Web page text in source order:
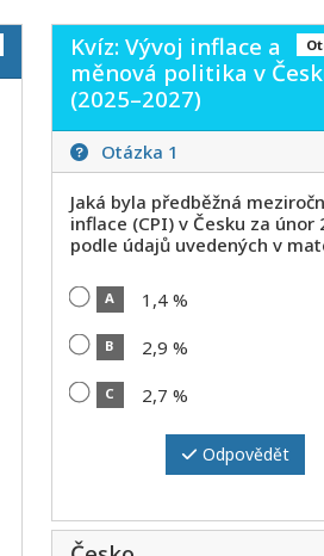
Kvíz: Vývoj inflace a
měnová politika v
(2025–2027)
Otázka 1
Jaká byla předběžná
inflace (CPI) v Česku za únor
podle údajů uvedených v
A 1,4 %
B 2,9 %
C 2,7 %
Odpovědět